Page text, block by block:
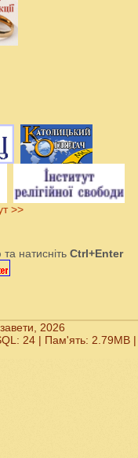
>>
натисніть Ctrl+Enter
2026
24 | Пам'ять: 2.79MB|